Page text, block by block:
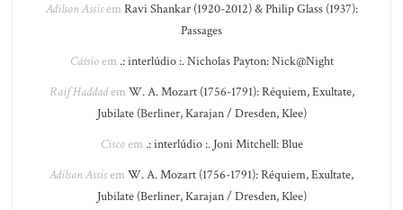
Adilson Assisem Ravi Shankar (1920-2012) & Philip Glass (1937):
Passages
Cássioem .: interlúdio :. Nicholas Payton: Nick@Night
Raif Haddadem W. A. Mozart (1756-1791): Réquiem, Exultate,
Jubilate (Berliner, Karajan / Dresden, Klee)
Ciscoem .: interlúdio :. Joni Mitchell: Blue
Adilson Assisem W. A. Mozart (1756-1791): Réquiem, Exultate,
Jubilate (Berliner, Karajan / Dresden, Klee)